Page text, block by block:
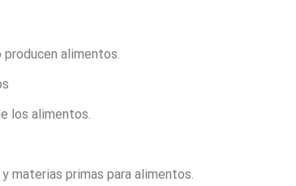
alimentos.
los alimentos.
materias primas para alimentos.